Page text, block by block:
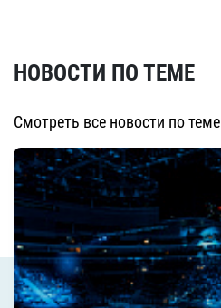
НОВОСТИ ПО ТЕМЕ
Смотреть все новости по теме